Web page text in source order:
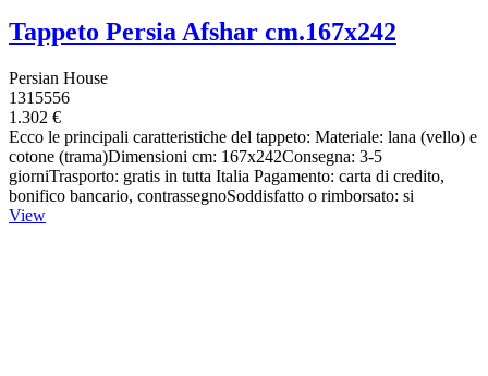
Tappeto Persia Afshar cm.167x242
Persian House
1315556
1.302 €
Ecco le principali caratteristiche del tappeto: Materiale: lana (vello) e
cotone (trama)Dimensioni cm: 167x242Consegna: 3-5
giorniTrasporto: gratis in tutta Italia Pagamento: carta di credito,
bonifico bancario, contrassegnoSoddisfatto o rimborsato: si
View